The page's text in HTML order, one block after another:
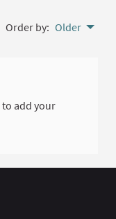
Order by: Older
to add your